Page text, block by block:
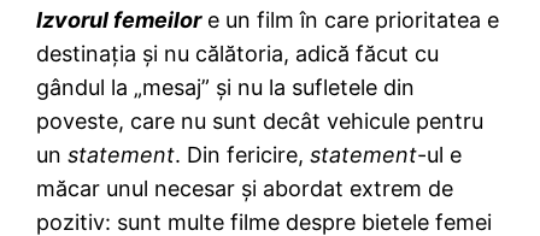
Izvorul femeilore un film în care prioritatea e
destinaţia şi nu călătoria, adică făcut cu
gândul la „mesaj” şi nu la sufletele din
poveste, care nu sunt decât vehicule pentru
unstatement. Din fericire,statement-ul e
măcar unul necesar şi abordat extrem de
pozitiv: sunt multe filme despre bietele femei